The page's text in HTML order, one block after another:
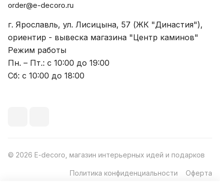
order@e-decoro.ru
г. Ярославль, ул. Лисицына, 57 (ЖК "Династия"),
ориентир - вывеска магазина "Центр каминов"
Режим работы
Пн. – Пт.: с 10:00 до 19:00
Сб: с 10:00 до 18:00
© 2026 E-decoro, магазин интерьерных идей и подарков
Политика конфиденциальности Оферта